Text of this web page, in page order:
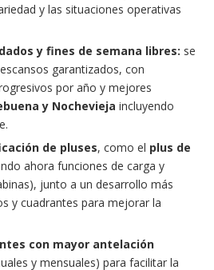
y las situaciones operativas
y fines de semana libres: se
garantizados, con
por año y mejores
y Nochevieja incluyendo
de pluses, como el plus de
ahora funciones de carga y
junto a un desarrollo más
y cuadrantes para mejorar la
con mayor antelación
y mensuales) para facilitar la